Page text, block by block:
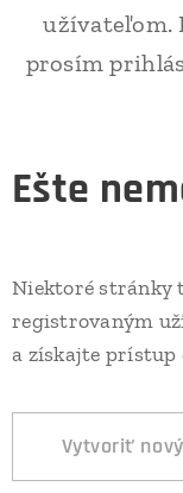
užívateľom.
prosím
Ešte
Niektoré stránky
registrovaným
a získajte prístup
Vytvoriť